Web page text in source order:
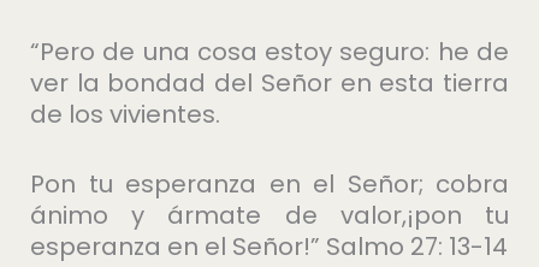
“Pero de una cosa estoy seguro: he de
ver la bondad del Señor en esta tierra
de los vivientes.
Pon tu esperanza en el Señor; cobra
ánimo y ármate de valor,¡pon tu
esperanza en el Señor!” Salmo 27: 13-14